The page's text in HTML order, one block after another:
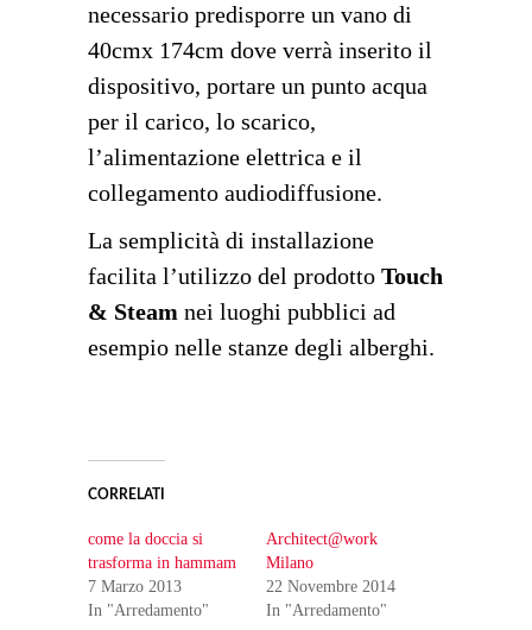
necessario predisporre un vano di
40cmx 174cm dove verrà inserito il
dispositivo, portare un punto acqua
per il carico, lo scarico,
l’alimentazione elettrica e il
collegamento audiodiffusione.
La semplicità di installazione
facilita l’utilizzo del prodotto Touch
& Steam nei luoghi pubblici ad
esempio nelle stanze degli alberghi.
CORRELATI
come la doccia si
trasforma in hammam
7 Marzo 2013
In "Arredamento"
Architect@work
Milano
22 Novembre 2014
In "Arredamento"